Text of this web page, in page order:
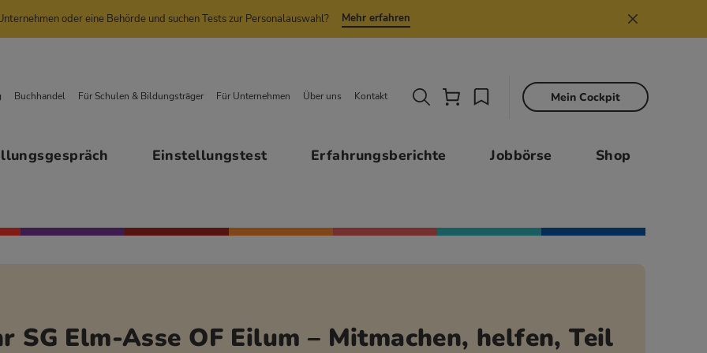
oder eine Behörde und suchen Tests zur Personalauswahl? Mehr erfahren
Einstellungstest Erfahrungsberichte Jobbörse Shop
Buchhandel Für Schulen & Bildungsträger Für Unternehmen Über uns Kontakt Mein Cockpit
SG Elm-Asse OF Eilum – Mitmachen, helfen, Teil